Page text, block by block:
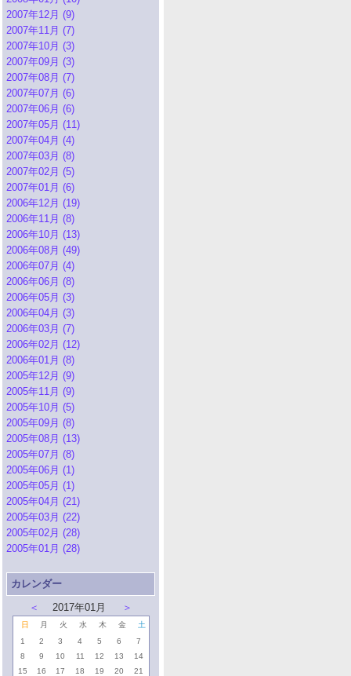
2007年12月 (9)
2007年11月 (7)
2007年10月 (3)
2007年09月 (3)
2007年08月 (7)
2007年07月 (6)
2007年06月 (6)
2007年05月 (11)
2007年04月 (4)
2007年03月 (8)
2007年02月 (5)
2007年01月 (6)
2006年12月 (19)
2006年11月 (8)
2006年10月 (13)
2006年08月 (49)
2006年07月 (4)
2006年06月 (8)
2006年05月 (3)
2006年04月 (3)
2006年03月 (7)
2006年02月 (12)
2006年01月 (8)
2005年12月 (9)
2005年11月 (9)
2005年10月 (5)
2005年09月 (8)
2005年08月 (13)
2005年07月 (8)
2005年06月 (1)
2005年05月 (1)
2005年04月 (21)
2005年03月 (22)
2005年02月 (28)
2005年01月 (28)
カレンダー
＜
2017年01月 ＞
日 月 火 水 木 金
土
1
2 3 4 5 6
7
8
9 10 11 12 13
14
15
16 17 18 19 20
21